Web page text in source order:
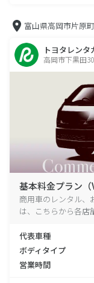
富山県高岡市片原
トヨタレン
高岡市下黒田
基本料金プラン（
商用車のレンタル、
は、こちらから各店
代表車種
ボディタイプ
営業時間